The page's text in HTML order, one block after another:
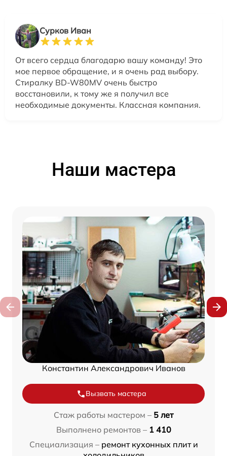
Сурков Иван
От всего сердца благодарю вашу команду! Это
мое первое обращение, и я очень рад выбору.
Стиралку BD-W80MV очень быстро
восстановили, к тому же я получил все
необходимые документы. Классная компания.
Наши мастера
Константин Александрович Иванов
Вызвать мастера
Стаж работы мастером – 5 лет
Выполнено ремонтов – 1 410
Специализация – ремонт кухонных плит и